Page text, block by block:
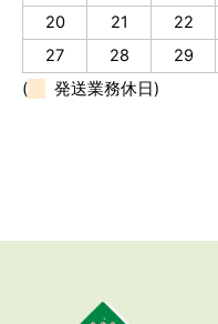
20
21 22
27
28 29
(
発送業務休日)